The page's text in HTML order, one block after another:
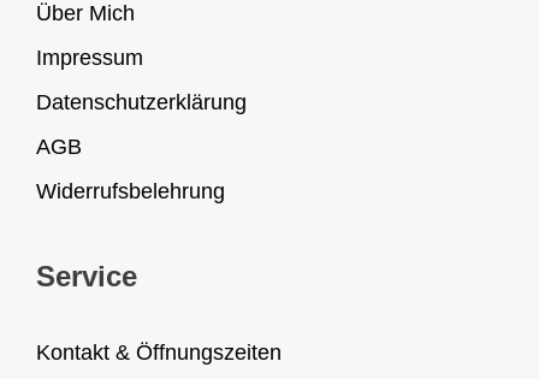
Über Mich
Impressum
Datenschutzerklärung
AGB
Widerrufsbelehrung
Service
Kontakt & Öffnungszeiten